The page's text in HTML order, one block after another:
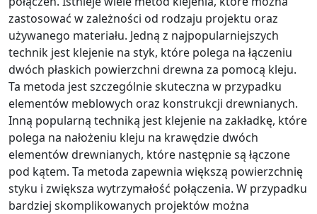
zastosować w zależności od rodzaju projektu oraz
używanego materiału. Jedną z najpopularniejszych
technik jest klejenie na styk, które polega na łączeniu
dwóch płaskich powierzchni drewna za pomocą kleju.
Ta metoda jest szczególnie skuteczna w przypadku
elementów meblowych oraz konstrukcji drewnianych.
Inną popularną techniką jest klejenie na zakładkę, które
polega na nałożeniu kleju na krawędzie dwóch
elementów drewnianych, które następnie są łączone
pod kątem. Ta metoda zapewnia większą powierzchnię
styku i zwiększa wytrzymałość połączenia. W przypadku
bardziej skomplikowanych projektów można